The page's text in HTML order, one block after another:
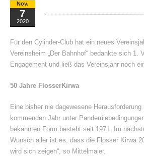
Nov.
7
2020
Für den Cylinder-Club hat ein neues
Vereinsheim „Der Bahnhof“ bedankte sich
Engagement und ließ das Vereinsjahr noch
50 Jahre FlosserKirwa
Eine bisher nie dagewesene
kommenden Jahr unter
bekannten Form besteht seit 1971. Im
Wunsch aller ist es, dass die Flosser Kirwa
wird sich zeigen“, so Mittelmaier.